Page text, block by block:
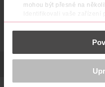
mohou být přesné na
Identifikovali vaše zařízení
konkrétní charakteristiky
Zjistěte více o tom, jak
části s
K provozu stránek,
médií, analýze návštěvnosti,
Více najdete vprohlášení o